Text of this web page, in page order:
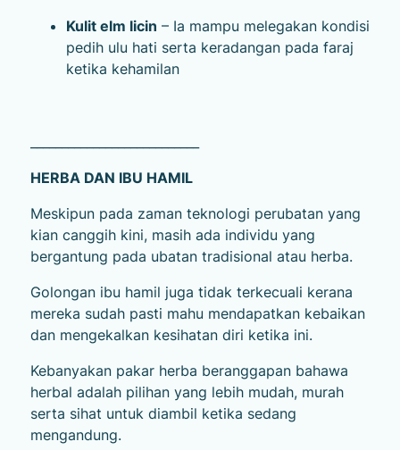
Kulit elm licin – Ia mampu melegakan kondisi
pedih ulu hati serta keradangan pada faraj
ketika kehamilan
HERBA DAN IBU HAMIL
Meskipun pada zaman teknologi perubatan yang
kian canggih kini, masih ada individu yang
bergantung pada ubatan tradisional atau herba.
Golongan ibu hamil juga tidak terkecuali kerana
mereka sudah pasti mahu mendapatkan kebaikan
dan mengekalkan kesihatan diri ketika ini.
Kebanyakan pakar herba beranggapan bahawa
herbal adalah pilihan yang lebih mudah, murah
serta sihat untuk diambil ketika sedang
mengandung.